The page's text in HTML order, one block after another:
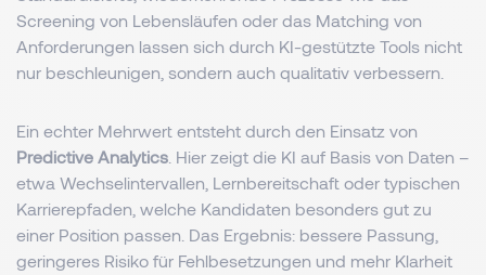
Screening von Lebensläufen oder das Matching von
Anforderungen lassen sich durch KI-gestützte Tools nicht
nur beschleunigen, sondern auch qualitativ verbessern.
Ein echter Mehrwert entsteht durch den Einsatz von
Predictive Analytics . Hier zeigt die KI auf Basis von Daten –
etwa Wechselintervallen, Lernbereitschaft oder typischen
Karrierepfaden, welche Kandidaten besonders gut zu
einer Position passen. Das Ergebnis: bessere Passung,
geringeres Risiko für Fehlbesetzungen und mehr Klarheit